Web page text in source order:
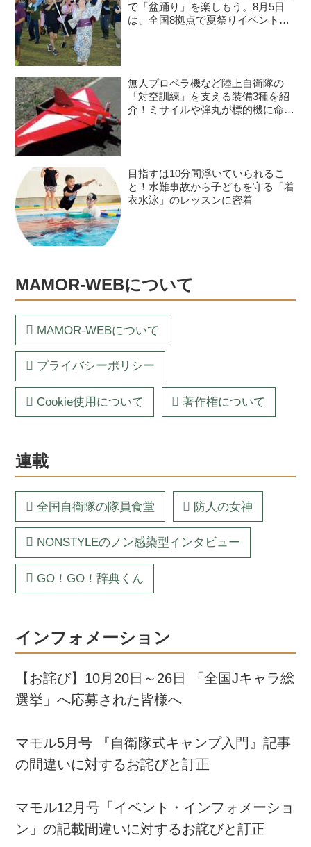
で「盆踊り」を楽しもう。8月5日
は、全国8拠点で夏祭りイベントが
無人プロペラ機など陸上自衛隊の
「対空訓練」を支える装備3種を紹
介！ミサイルや弾丸が標的機に命中
目指すは10分間浮いていられるこ
と！水難事故から子どもを守る「着
衣水泳」のレッスンに密着
MAMOR-WEBについて
MAMOR-WEBについて
プライバシーポリシー
Cookie使用について 著作権について
連載
全国自衛隊の隊員食堂 防人の女神
NONSTYLEのノン感染型インタビュー
GO！GO！辞典くん
インフォメーション
【お詫び】10月20日～26日 「全国Jキャラ総
選挙」へ応募された皆様へ
マモル5月号 『自衛隊式キャンプ入門』記事
の間違いに対するお詫びと訂正
マモル12月号「イベント・インフォメーショ
ン」の記載間違いに対するお詫びと訂正